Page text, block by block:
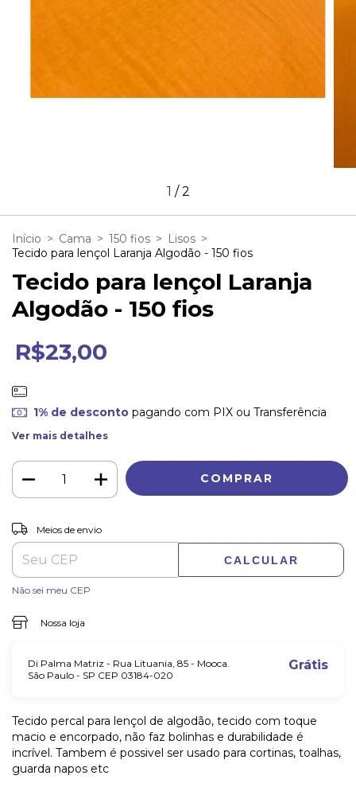
1 /2
Início > Cama > 150 fios > Lisos >
Tecido para lençol Laranja Algodão - 150 fios
Tecido para lençol Laranja
Algodão - 150 fios
R$23,00
1% de descontopagando com PIX ou Transferência
Ver mais detalhes
Entregas para o CEP:
Meios de envio
CALCULAR
Não sei meu CEP
Nossa loja
Di Palma Matriz - Rua Lituania, 85 - Mooca.
São Paulo - SP CEP 03184-020
Grátis
Tecido percal para lençol de algodão, tecido com toque
macio e encorpado, não faz bolinhas e durabilidade é
incrível. Tambem é possivel ser usado para cortinas, toalhas,
guarda napos etc